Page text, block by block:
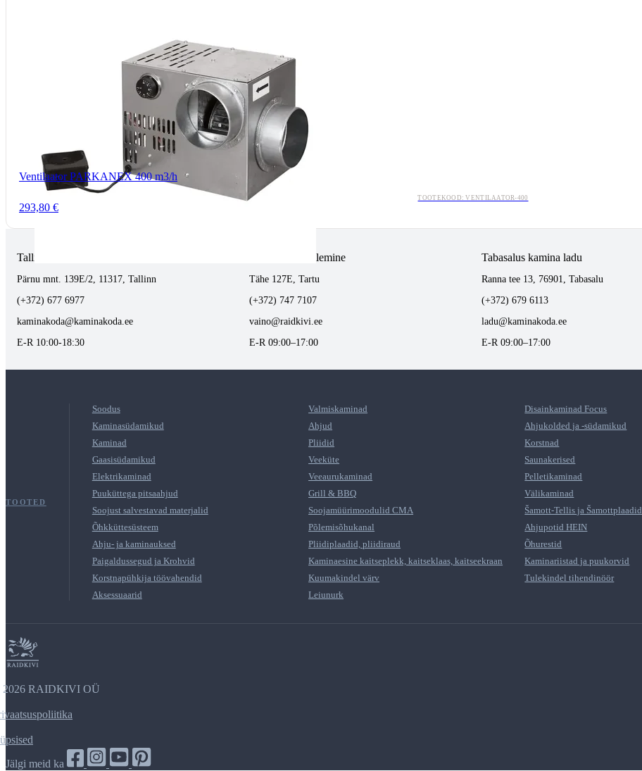
Ventilaator PARKANEX 400 m3/h
TOOTEKOOD: VENTILAATOR-400
293,80 €
Tallinnas kaminasalong
Pärnu mnt. 139E/2, 11317, Tallinn
(+372) 677 6977
kaminakoda@kaminakoda.ee
E-R 10:00-18:30
Tartus kivi töötlemine
Tähe 127E, Tartu
(+372) 747 7107
vaino@raidkivi.ee
E-R 09:00–17:00
Tabasalus kamina ladu
Ranna tee 13, 76901, Tabasalu
(+372) 679 6113
ladu@kaminakoda.ee
E-R 09:00–17:00
TOOTED
Soodus Valmiskaminad Disainkaminad Focus
Kaminasüdamikud
Ahjud Ahjukolded ja -südamikud
Kaminad
Pliidid Korstnad
Gaasisüdamikud
Veeküte Saunakerised
Elektrikaminad
Veeaurukaminad Pelletikaminad
Puuküttega pitsaahjud
Grill & BBQ Välikaminad
Soojust salvestavad materjalid
Soojamüürimoodulid CMA Šamott-Tellis ja Šamottplaadid
Õhkküttesüsteem
Põlemisõhukanal Ahjupotid HEIN
Ahju- ja kaminauksed
Pliidiplaadid, pliidiraud Õhurestid
Paigaldussegud ja Krohvid
Kaminaesine kaitseplekk, kaitseklaas, kaitseekraan Kaminariistad ja puukorvid
Korstnapühkija töövahendid
Kuumakindel värv Tulekindel tihendinöör
Aksessuaarid
Leiunurk
2026 RAIDKIVI OÜ
Jälgi meid ka